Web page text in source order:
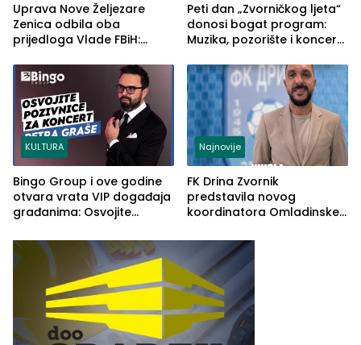
Uprava Nove Željezare
Zenica odbila oba
prijedloga Vlade FBiH:
rješenje
Peti dan „Zvorničkog ljeta“
donosi bogat program:
Muzika, pozorište i koncert
KULTURA
Bingo Group i ove godine
otvara vrata VIP događaja
građanima: Osvojite
Graše
Najnovije
FK Drina Zvornik
predstavila novog
koordinatora Omladinske